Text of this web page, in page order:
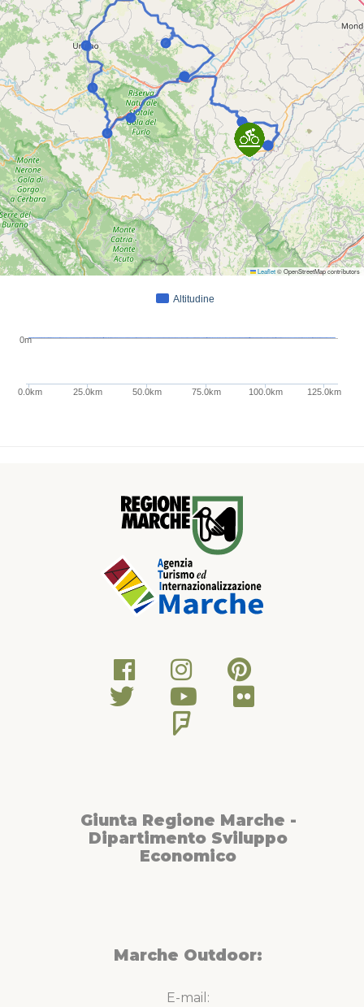
Leaflet© OpenStreetMap contributors
Altitudine
0.0km 25.0km 50.0km 75.0km 100.0km 125.0km
0m
Giunta Regione Marche -
Dipartimento Sviluppo
Economico
Marche Outdoor:
E-mail: